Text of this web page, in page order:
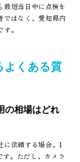
最短当日中に点検を
ではなく、愛知県内
。
よくある質
の相場はどれ
に依頼する場合、1
。ただし、カメラ